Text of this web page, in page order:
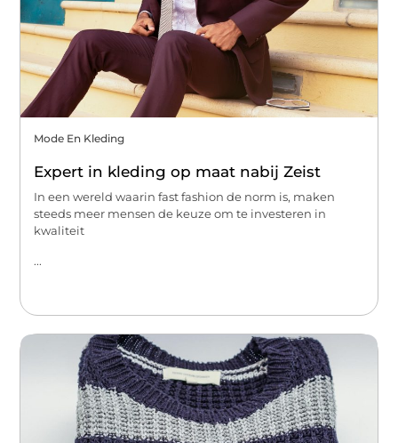
Mode En Kleding
Expert in kleding op maat nabij Zeist
In een wereld waarin fast fashion de norm is, maken
steeds meer mensen de keuze om te investeren in
kwaliteit
...